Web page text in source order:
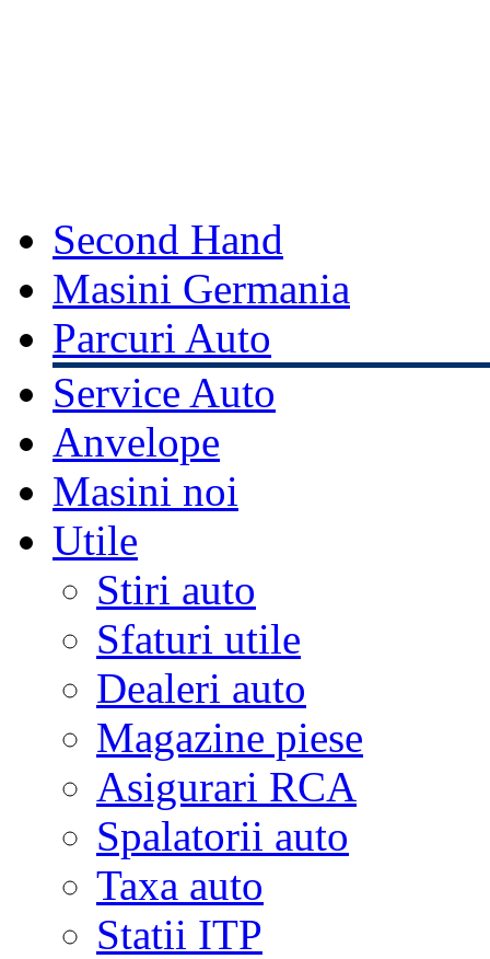
Second Hand
Masini Germania
Parcuri Auto
Service Auto
Anvelope
Masini noi
Utile
Stiri auto
Sfaturi utile
Dealeri auto
Magazine piese
Asigurari RCA
Spalatorii auto
Taxa auto
Statii ITP